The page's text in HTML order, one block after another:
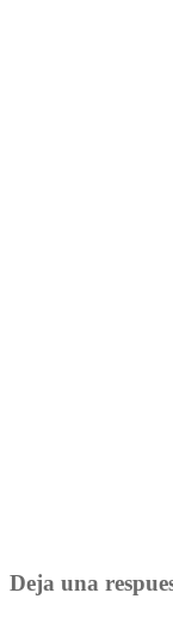
Deja una